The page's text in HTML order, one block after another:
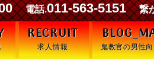
電話.011-563-5151繋
RECRUIT
求人情報 鬼教官の男性